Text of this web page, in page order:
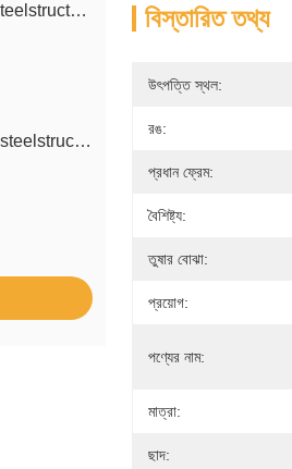
davidkxd@chinasteelstructure.cn
kxdpatrick@chinasteelstructure.cn
বিস্তারিত তথ্য
উৎপত্তি স্থল:
রঙ:
প্রধান ফ্রেম:
বৈশিষ্ট্য:
তুষার বোঝা:
প্রয়োগ:
পণ্যের নাম:
মাত্রা:
ছাদ: